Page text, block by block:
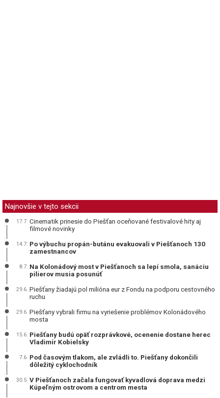
Najnovšie v tejto sekcii
17.7. Cinematik prinesie do Piešťan oceňované festivalové hity aj
filmové novinky
14.7. Po výbuchu propán-butánu evakuovali v Piešťanoch 130
zamestnancov
8.7. Na Kolonádový most v Piešťanoch sa lepí smola, sanáciu
pilierov musia posunúť
29.6. Piešťany žiadajú pol milióna eur z Fondu na podporu cestovného
ruchu
29.6. Piešťany vybrali firmu na vyriešenie problémov Kolonádového
mosta
15.6. Piešťany budú opäť rozprávkové, ocenenie dostane herec
Vladimír Kobielsky
7.6. Pod časovým tlakom, ale zvládli to. Piešťany dokončili
dôležitý cyklochodník
30.5. V Piešťanoch začala fungovať kyvadlová doprava medzi
Kúpeľným ostrovom a centrom mesta